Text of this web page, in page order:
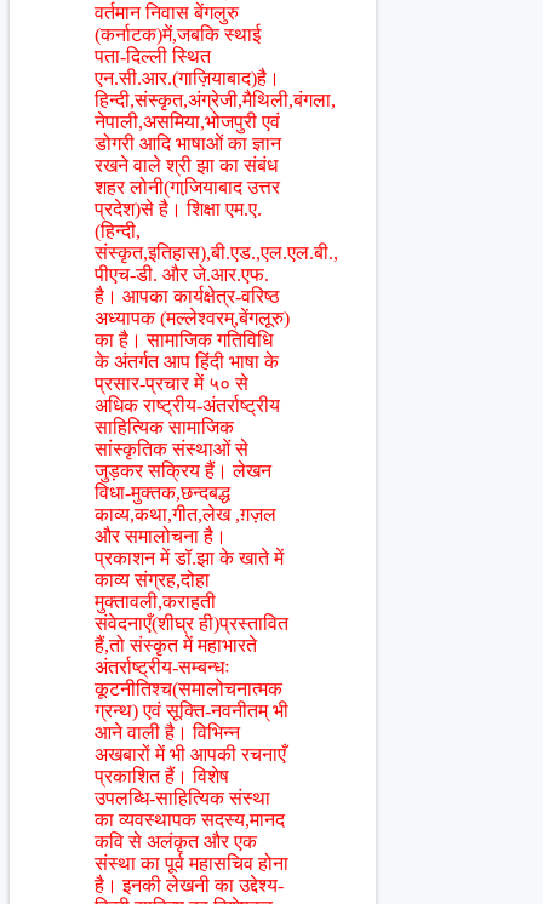
वर्तमान निवास बेंगलुरु
(कर्नाटक)में,जबकि स्थाई
पता-दिल्ली स्थित
एन.सी.आर.(गाज़ियाबाद)है।
हिन्दी,संस्कृत,अंग्रेजी,मैथिली,बंगला,
नेपाली,असमिया,भोजपुरी एवं
डोगरी आदि भाषाओं का ज्ञान
रखने वाले श्री झा का संबंध
शहर लोनी(गाजि़याबाद उत्तर
प्रदेश)से है। शिक्षा एम.ए.
(हिन्दी,
संस्कृत,इतिहास),बी.एड.,एल.एल.बी.,
पीएच-डी. और जे.आर.एफ.
है। आपका कार्यक्षेत्र-वरिष्ठ
अध्यापक (मल्लेश्वरम्,बेंगलूरु)
का है। सामाजिक गतिविधि
के अंतर्गत आप हिंंदी भाषा के
प्रसार-प्रचार में ५० से
अधिक राष्ट्रीय-अंतर्राष्ट्रीय
साहित्यिक सामाजिक
सांस्कृतिक संस्थाओं से
जुड़कर सक्रिय हैं। लेखन
विधा-मुक्तक,छन्दबद्ध
काव्य,कथा,गीत,लेख ,ग़ज़ल
और समालोचना है।
प्रकाशन में डॉ.झा के खाते में
काव्य संग्रह,दोहा
मुक्तावली,कराहती
संवेदनाएँ(शीघ्र ही)प्रस्तावित
हैं,तो संस्कृत में महाभारते
अंतर्राष्ट्रीय-सम्बन्धः
कूटनीतिश्च(समालोचनात्मक
ग्रन्थ) एवं सूक्ति-नवनीतम् भी
आने वाली है। विभिन्न
अखबारों में भी आपकी रचनाएँ
प्रकाशित हैं। विशेष
उपलब्धि-साहित्यिक संस्था
का व्यवस्थापक सदस्य,मानद
कवि से अलंकृत और एक
संस्था का पूर्व महासचिव होना
है। इनकी लेखनी का उद्देश्य-